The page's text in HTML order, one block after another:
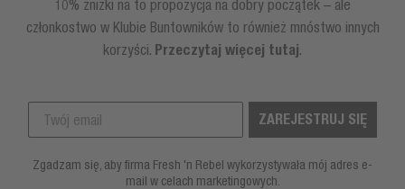
10% zniżki na to propozycja na dobry początek – ale
członkostwo w Klubie Buntowników to również mnóstwo innych
korzyści. Przeczytaj więcej tutaj
ZAREJESTRUJ SIĘ
Zgadzam się, aby firma Fresh 'n Rebel wykorzystywała mój adres e-
mail w celach marketingowych.